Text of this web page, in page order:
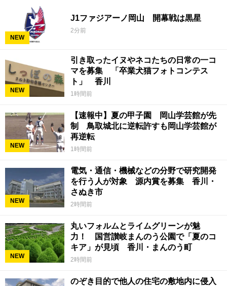
NEW
J1ファジアーノ岡山 開幕戦は黒星
2分前
NEW
引き取ったイヌやネコたちの日常の一コ
マを募集 「卒業犬猫フォトコンテス
ト」 香川
1時間前
NEW
【速報中】夏の甲子園 岡山学芸館が先
制 鳥取城北に逆転許すも岡山学芸館が
再逆転
1時間前
NEW
電気・通信・機械などの分野で研究開発
を行う人が対象 源内賞を募集 香川・
さぬき市
2時間前
NEW
丸いフォルムとライムグリーンが魅
力！ 国営讃岐まんのう公園で「夏のコ
キア」が見頃 香川・まんのう町
2時間前
のぞき目的で他人の住宅の敷地内に侵入